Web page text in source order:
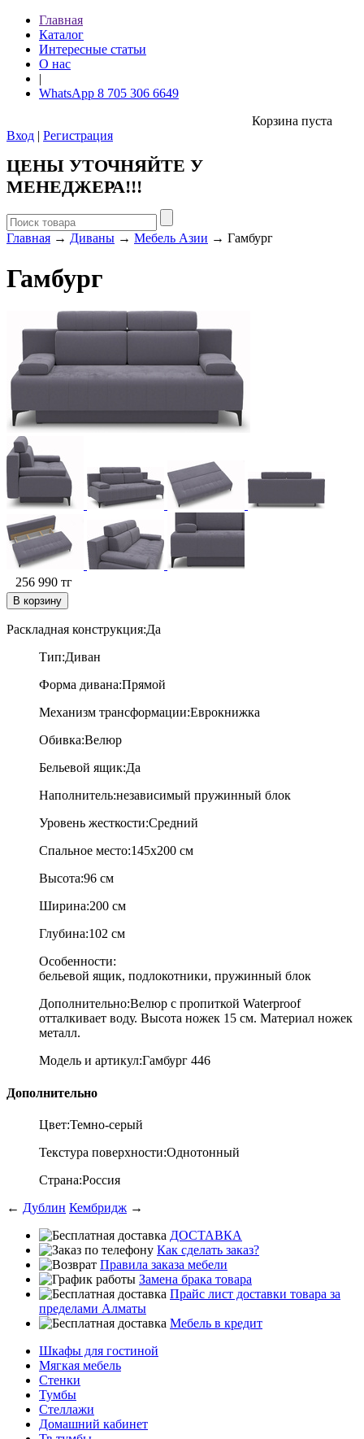
Главная
Каталог
Интересные статьи
О нас
|
WhatsApp 8 705 306 6649
Корзина пуста
Вход | Регистрация
ЦЕНЫ УТОЧНЯЙТЕ У
МЕНЕДЖЕРА!!!
Главная → Диваны → Мебель Азии → Гамбург
Гамбург
256 990 тг
В корзину
Раскладная конструкция:Да
Тип:Диван
Форма дивана:Прямой
Механизм трансформации:Еврокнижка
Обивка:Велюр
Бельевой ящик:Да
Наполнитель:независимый пружинный блок
Уровень жесткости:Средний
Спальное место:145х200 см
Высота:96 см
Ширина:200 см
Глубина:102 см
Особенности:
бельевой ящик, подлокотники, пружинный блок
Дополнительно:Велюр с пропиткой Waterproof
отталкивает воду. Высота ножек 15 см. Материал ножек
металл.
Модель и артикул:Гамбург 446
Дополнительно
Цвет:Темно-серый
Текстура поверхности:Однотонный
Страна:Россия
← Дублин Кембридж →
ДОСТАВКА
Как сделать заказ?
Правила заказа мебели
Замена брака товара
Прайс лист доставки товара за
пределами Алматы
Мебель в кредит
Шкафы для гостиной
Мягкая мебель
Стенки
Тумбы
Стеллажи
Домашний кабинет